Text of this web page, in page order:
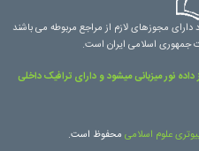
مجوزهای لازم از مراجع مربوطه می باشند
جمهوری اسلامی ایران است.
نور میزبانی میشود و دارای ترافیک داخلی
علوم اسلامی محفوظ است.